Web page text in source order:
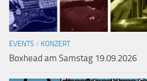
EVENTS / KONZERT
Boxhead am Samstag 19.09.2026